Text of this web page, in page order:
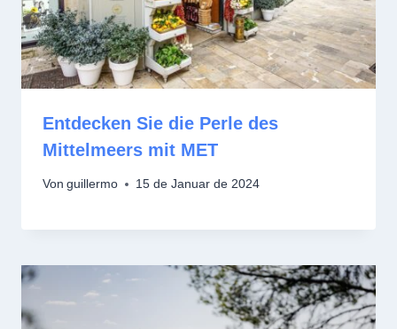
Entdecken Sie die Perle des
Mittelmeers mit MET
Von guillermo 15 de Januar de 2024